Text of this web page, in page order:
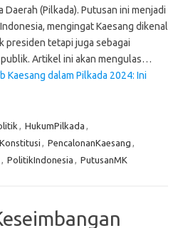
Daerah (Pilkada). Putusan ini menjadi
mengingat Kaesang dikenal
presiden tetapi juga sebagai
Artikel ini akan mengulas…
Kaesang dalam Pilkada 2024: Ini
, HukumPilkada ,
, PencalonanKaesang ,
, PolitikIndonesia , PutusanMK